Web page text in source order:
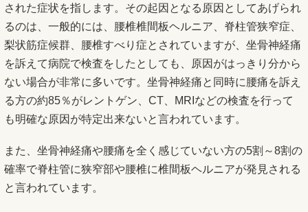
された症状を指します。その起因となる原因としてあげられ
るのは、一般的には、腰椎椎間板ヘルニア、脊柱管狭窄症、
梨状筋症候群、腰椎すべり症とされていますが、坐骨神経痛
を訴えて病院で検査をしたとしても、原因がはっきり分から
ない場合が非常に多いです。坐骨神経痛と同時に腰痛を訴え
る方の約85％がレントゲン、CT、MRIなどの検査を行って
も明確な原因が特定出来ないと言われています。
また、坐骨神経痛や腰痛を全く感じていない方の5割～8割の
確率で脊柱管に狭窄部や腰椎に椎間板ヘルニアが発見される
と言われています。